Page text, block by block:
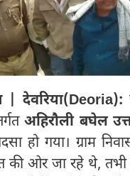
| देवरिया(Deoria):
अहिरौली बघेल
हो गया। ग्राम
ओर जा रहे थे, तभी